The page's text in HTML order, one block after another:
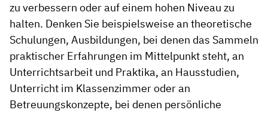
zu verbessern oder auf einem hohen Niveau zu
halten. Denken Sie beispielsweise an theoretische
Schulungen, Ausbildungen, bei denen das Sammeln
praktischer Erfahrungen im Mittelpunkt steht, an
Unterrichtsarbeit und Praktika, an Hausstudien,
Unterricht im Klassenzimmer oder an
Betreuungskonzepte, bei denen persönliche